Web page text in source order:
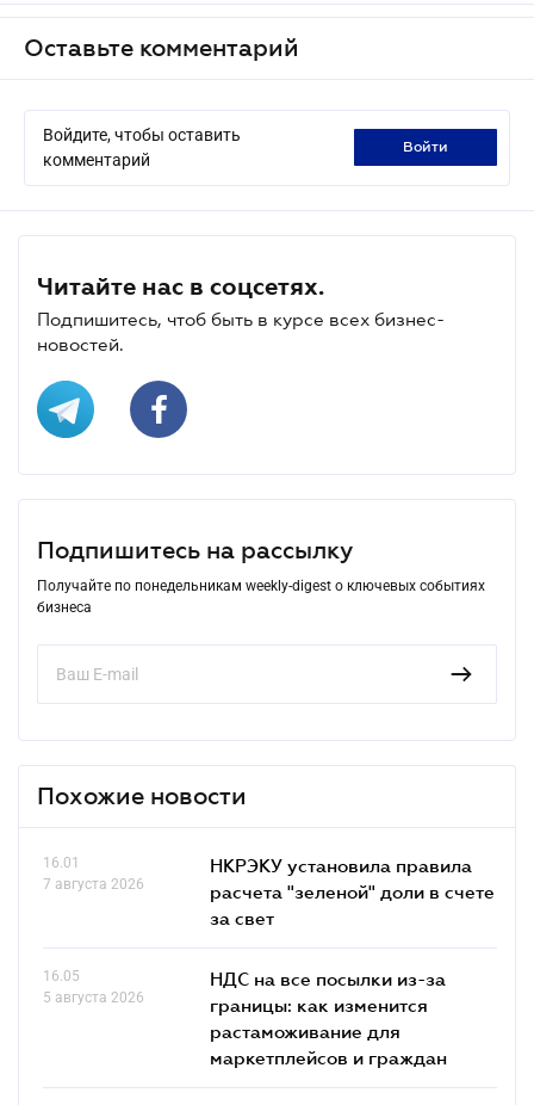
Оставьте комментарий
Войдите, чтобы оставить
комментарий
войти
Читайте нас в соцсетях.
Подпишитесь, чтоб быть в курсе всех бизнес-
новостей.
Подпишитесь на рассылку
Получайте по понедельникам weekly-digest о ключевых событиях
бизнеса
Похожие новости
16.01
7 августа 2026
НКРЭКУ установила правила
расчета "зеленой" доли в счете
за свет
16.05
5 августа 2026
НДС на все посылки из-за
границы: как изменится
растаможивание для
маркетплейсов и граждан